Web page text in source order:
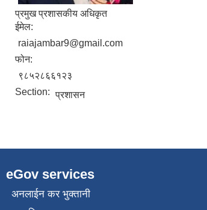
प्रमुख प्रशासकीय अधिकृत
ईमेल:
raiajambar9@gmail.com
फोन:
९८५२८६६१२३
Section: प्रशासन
eGov services
अनलाईन कर भुक्तानी